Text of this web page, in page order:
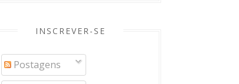
INSCREVER-SE
Postagens